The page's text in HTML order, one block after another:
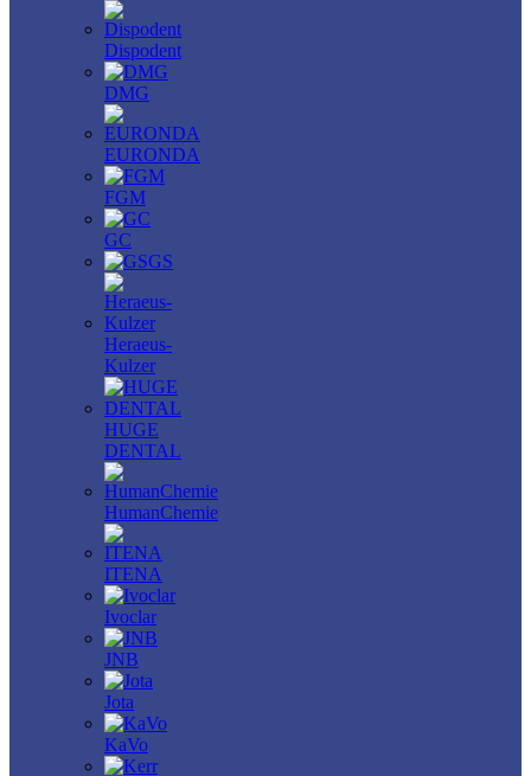
Dispodent
DMG
EURONDA
FGM
GC
GS
Heraeus-
Kulzer
HUGE
DENTAL
HumanChemie
ITENA
Ivoclar
JNB
Jota
KaVo